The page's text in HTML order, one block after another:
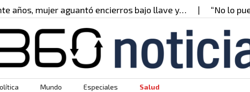
mujer aguantó encierros bajo llave y… “No lo puedo
Mundo Especiales Salud